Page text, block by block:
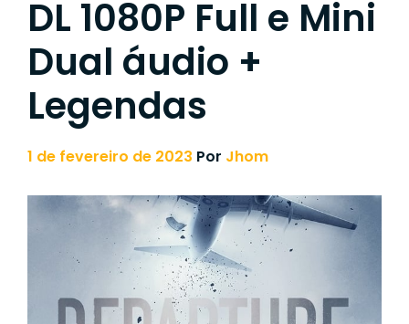
DL 1080P Full e Mini
Dual áudio +
Legendas
1 de fevereiro de 2023 Por Jhom